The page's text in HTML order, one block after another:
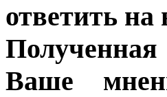
ответить
Ваше